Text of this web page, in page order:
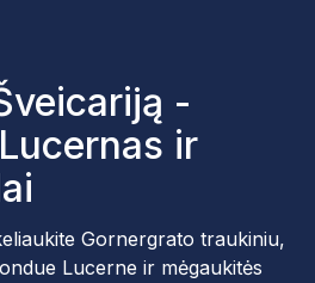
-
ir
Gornergrato traukiniu,
Lucerne ir mėgaukitės